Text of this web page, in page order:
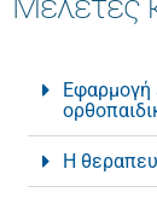
Εφαρμογή
Η